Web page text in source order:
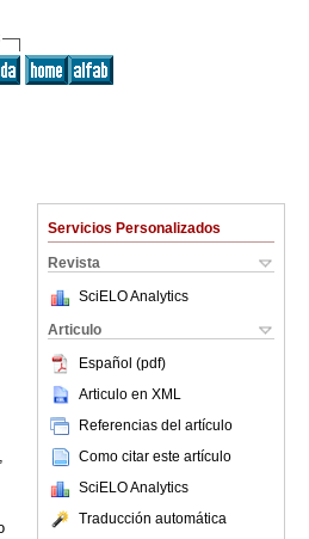
Servicios Personalizados
Revista
SciELO Analytics
Articulo
Español (pdf)
Articulo en XML
Referencias del artículo
Como citar este artículo
SciELO Analytics
Traducción automática